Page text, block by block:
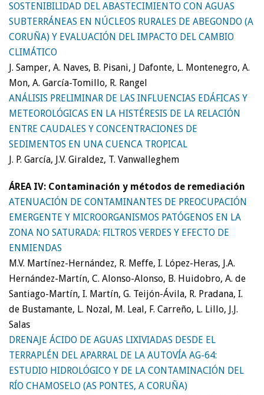
SOSTENIBILIDAD DEL ABASTECIMIENTO CON AGUAS
SUBTERRÁNEAS EN NÚCLEOS RURALES DE ABEGONDO (A
CORUÑA) Y EVALUACIÓN DEL IMPACTO DEL CAMBIO
CLIMÁTICO
J. Samper, A. Naves, B. Pisani, J Dafonte, L. Montenegro, A.
Mon, A. García-Tomillo, R. Rangel
ANÁLISIS PRELIMINAR DE LAS INFLUENCIAS EDÁFICAS Y
METEOROLÓGICAS EN LA HISTÉRESIS DE LA RELACIÓN
ENTRE CAUDALES Y CONCENTRACIONES DE
SEDIMENTOS EN UNA CUENCA TROPICAL
J. P. García, J.V. Giraldez, T. Vanwalleghem
ÁREA IV: Contaminación y métodos de remediación
ATENUACIÓN DE CONTAMINANTES DE PREOCUPACIÓN
EMERGENTE Y MICROORGANISMOS PATÓGENOS EN LA
ZONA NO SATURADA: FILTROS VERDES Y EFECTO DE
ENMIENDAS
M.V. Martínez-Hernández, R. Meffe, I. López-Heras, J.A.
Hernández-Martín, C. Alonso-Alonso, B. Huidobro, A. de
Santiago-Martín, I. Martín, G. Teijón-Ávila, R. Pradana, I.
de Bustamante, L. Nozal, M. Leal, F. Carreño, L. Lillo, J.J.
Salas
DRENAJE ÁCIDO DE AGUAS LIXIVIADAS DESDE EL
TERRAPLÉN DEL APARRAL DE LA AUTOVÍA AG-64:
ESTUDIO HIDROLÓGICO Y DE LA CONTAMINACIÓN DEL
RÍO CHAMOSELO (AS PONTES, A CORUÑA)